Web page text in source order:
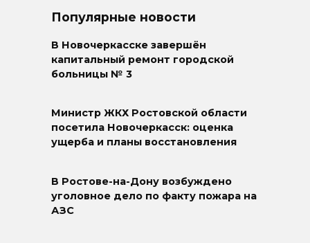
Популярные новости
В Новочеркасске завершён
капитальный ремонт городской
больницы № 3
Министр ЖКХ Ростовской области
посетила Новочеркасск: оценка
ущерба и планы восстановления
В Ростове-на-Дону возбуждено
уголовное дело по факту пожара на
АЗС